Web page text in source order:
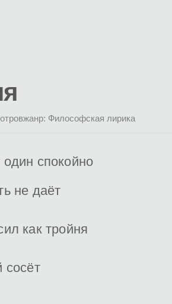
жанр: Философская лирика
спокойно
не даёт
как тройня
сосёт